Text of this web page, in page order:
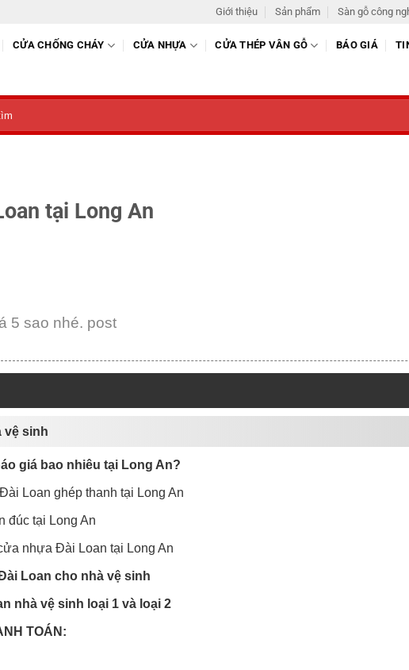
Giới thiệu Sản phẩm Sàn gỗ công
CỬA CHỐNG CHÁY CỬA NHỰA CỬA THÉP VÂN GỖ BÁO GIÁ
tại Long An
5 sao nhé. post
vệ sinh
giá bao nhiêu tại Long An?
Loan ghép thanh tại Long An
đúc tại Long An
nhựa Đài Loan tại Long An
Loan cho nhà vệ sinh
nhà vệ sinh loại 1 và loại 2
TOÁN: